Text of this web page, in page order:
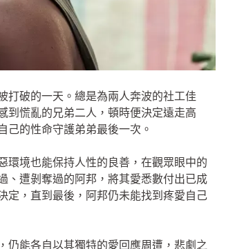
打破的一天。總是為兩人奔波的社工佳
到慌亂的兄弟二人，頓時便決定遠走高
己的性命守護弟弟最後一次。
環境也能保持人性的良善，在觀眾眼中的
、遭剝奪過的阿邦，將其愛悉數付出已成
定，直到最後，阿邦仍未能找到疼愛自己
仍能各自以其獨特的愛回應周遭，悲劇之